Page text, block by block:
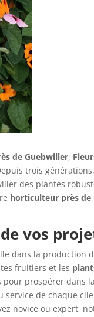
de Guebwiller,
trois
des plantes
horticulteur près de
vos
dans la production
fruitiers et les
prospérer dans
de chaque
novice ou expert,